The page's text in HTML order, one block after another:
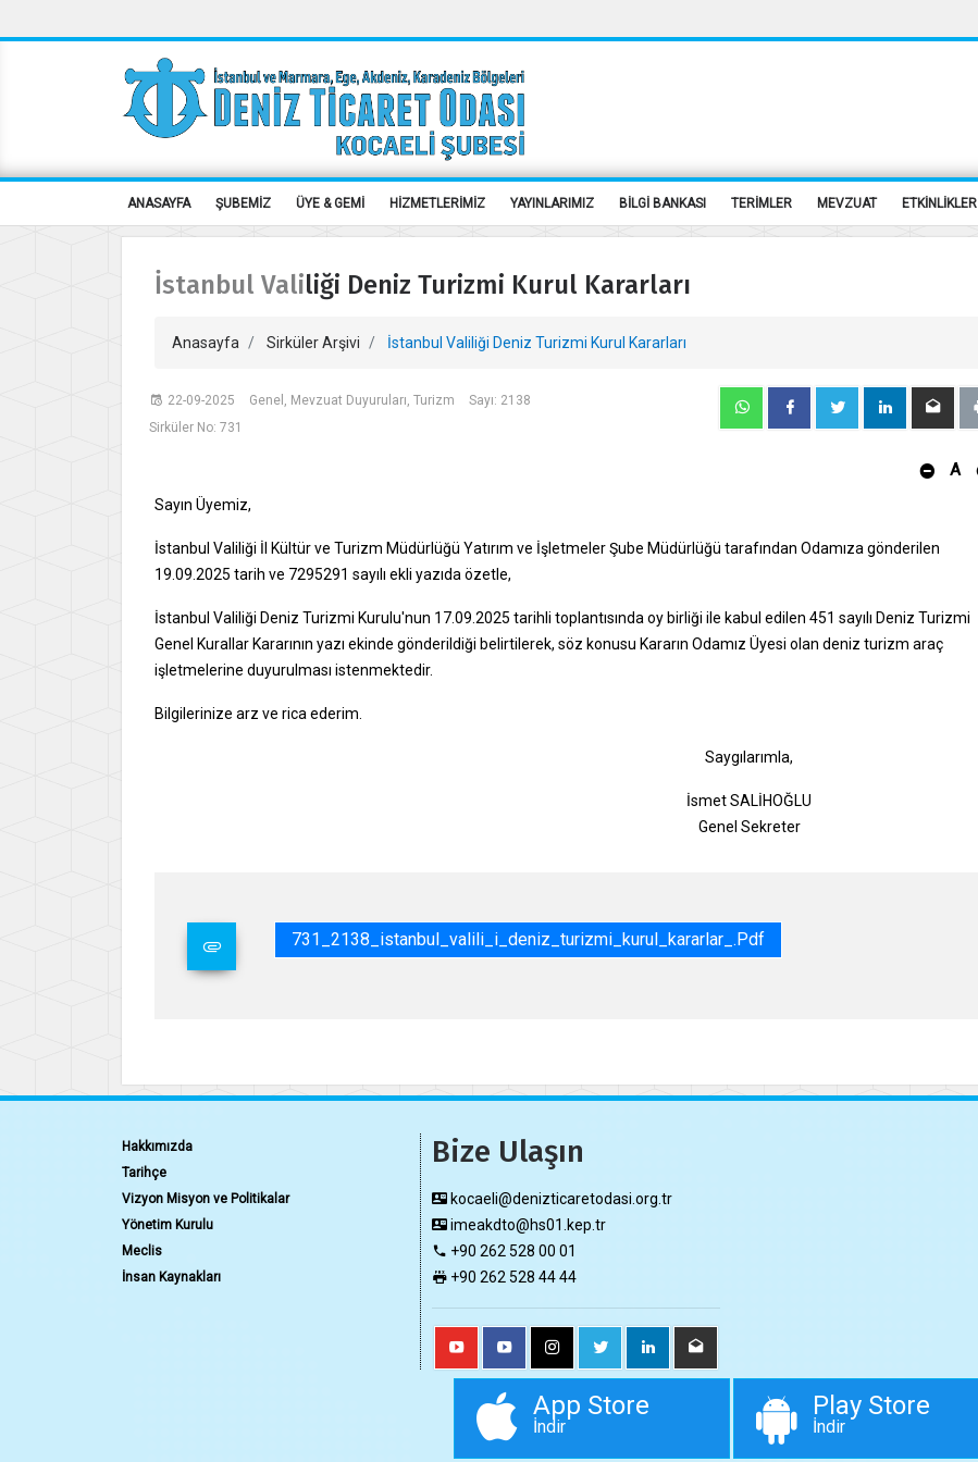
ANASAYFA ŞUBEMİZ ÜYE & GEMİ HİZMETLERİMİZ YAYINLARIMIZ BİLGİ BANKASI TERİMLER MEVZUAT ETKİNLİKLER
İstanbul Valiliği Deniz Turizmi Kurul Kararları
Anasayfa Sirküler Arşivi İstanbul Valiliği Deniz Turizmi Kurul Kararları
22-09-2025 Genel, Mevzuat Duyuruları, Turizm
Sayı: 2138
Sirküler No: 731
A
Sayın Üyemiz,
İstanbul Valiliği İl Kültür ve Turizm Müdürlüğü Yatırım ve İşletmeler Şube Müdürlüğü tarafından Odamıza gönderilen
19.09.2025 tarih ve 7295291 sayılı ekli yazıda özetle,
İstanbul Valiliği Deniz Turizmi Kurulu'nun 17.09.2025 tarihli toplantısında oy birliği ile kabul edilen 451 sayılı Deniz Turizmi
Genel Kurallar Kararının yazı ekinde gönderildiği belirtilerek, söz konusu Kararın Odamız Üyesi olan deniz turizm araç
işletmelerine duyurulması istenmektedir.
Bilgilerinize arz ve rica ederim.
Saygılarımla,
İsmet SALİHOĞLU
Genel Sekreter
731_2138_istanbul_valili_i_deniz_turizmi_kurul_kararlar_.pdf
Hakkımızda
Tarihçe
Vizyon Misyon ve Politikalar
Yönetim Kurulu
Meclis
İnsan Kaynakları
Bize Ulaşın
kocaeli@denizticaretodasi.org.tr
imeakdto@hs01.kep.tr
+90 262 528 00 01
+90 262 528 44 44
App Store
İndir
Play Store
İndir